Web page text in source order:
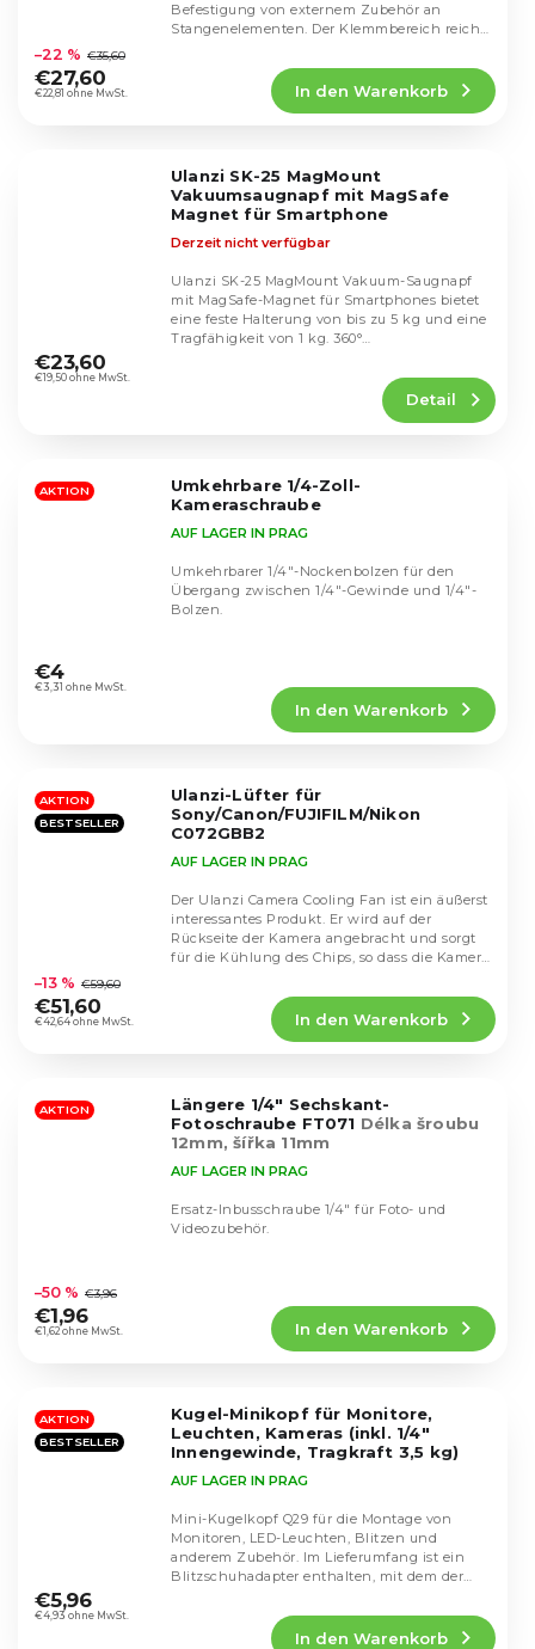
durchschnittliche
Produktbewertung
ist
€22,81 ohne MwSt.
–22 % €35,60
€27,60
In den Warenkorb
Befestigung von externem Zubehör an
Stangenelementen. Der Klemmbereich reicht
Ulanzi SK-25 MagMount
Vakuumsaugnapf mit MagSafe
Magnet für Smartphone
durchschnittliche
Produktbewertung
Sternen.
Derzeit nicht verfügbar
€19,50 ohne MwSt.
€23,60
Detail
Ulanzi SK-25 MagMount Vakuum-Saugnapf
mit MagSafe-Magnet für Smartphones bietet
eine feste Halterung von bis zu 5 kg und eine
Tragfähigkeit von 1 kg. 360°
AKTION
Umkehrbare 1/4-Zoll-
Kameraschraube
durchschnittliche
Produktbewertung
Sternen.
AUF LAGER IN PRAG
€3,31 ohne MwSt.
€4
In den Warenkorb
Umkehrbarer 1/4"-Nockenbolzen für den
Übergang zwischen 1/4"-Gewinde und 1/4"-
Bolzen.
AKTION
BESTSELLER
Ulanzi-Lüfter für
Sony/Canon/FUJIFILM/Nikon
C072GBB2
durchschnittliche
Produktbewertung
ist
Sternen.
AUF LAGER IN PRAG
€42,64 ohne MwSt.
–13 % €59,60
€51,60
In den Warenkorb
Der Ulanzi Camera Cooling Fan ist ein äußerst
interessantes Produkt. Er wird auf der
Rückseite der Kamera angebracht und sorgt
für die Kühlung des Chips, so dass die Kamera
AKTION
Längere 1/4" Sechskant-
Fotoschraube FT071 Délka šroubu
12mm, šířka 11mm
durchschnittliche
Produktbewertung
ist
Sternen.
AUF LAGER IN PRAG
€1,62 ohne MwSt.
–50 % €3,96
€1,96
In den Warenkorb
Ersatz-Inbusschraube 1/4" für Foto- und
Videozubehör.
AKTION
BESTSELLER
Kugel-Minikopf für Monitore,
Leuchten, Kameras (inkl. 1/4"
Innengewinde, Tragkraft 3,5 kg)
durchschnittliche
Produktbewertung
AUF LAGER IN PRAG
€4,93 ohne MwSt.
€5,96
In den Warenkorb
Mini-Kugelkopf Q29 für die Montage von
Monitoren, LED-Leuchten, Blitzen und
anderem Zubehör. Im Lieferumfang ist ein
Blitzschuhadapter enthalten, mit dem der